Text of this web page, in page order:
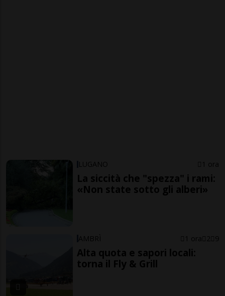
LUGANO 1 ora
La siccità che "spezza" i rami:
«Non state sotto gli alberi»
AMBRÌ 1 ora 2 9
Alta quota e sapori locali:
torna il Fly & Grill